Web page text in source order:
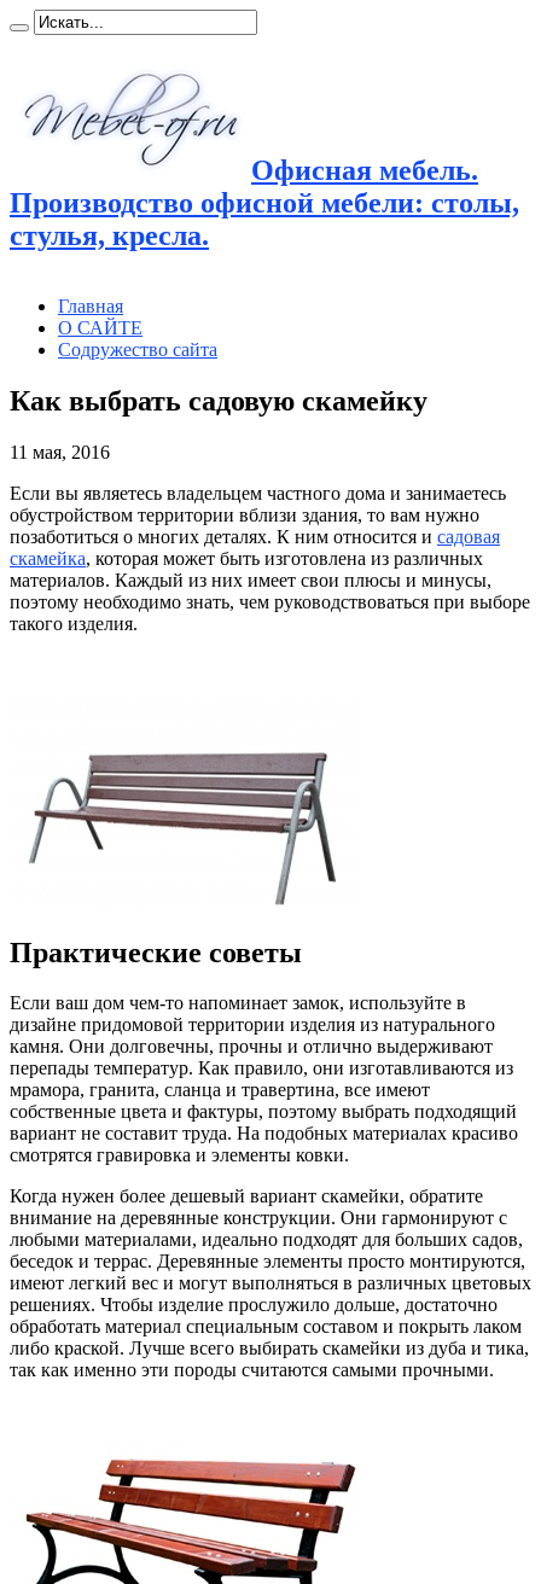
Офисная мебель.
Производство офисной мебели: столы,
стулья, кресла.
Главная
О САЙТЕ
Содружество сайта
Как выбрать садовую скамейку
11 мая, 2016
Если вы являетесь владельцем частного дома и занимаетесь
обустройством территории вблизи здания, то вам нужно
позаботиться о многих деталях. К ним относится и садовая
скамейка, которая может быть изготовлена из различных
материалов. Каждый из них имеет свои плюсы и минусы,
поэтому необходимо знать, чем руководствоваться при выборе
такого изделия.
Практические советы
Если ваш дом чем-то напоминает замок, используйте в
дизайне придомовой территории изделия из натурального
камня. Они долговечны, прочны и отлично выдерживают
перепады температур. Как правило, они изготавливаются из
мрамора, гранита, сланца и травертина, все имеют
собственные цвета и фактуры, поэтому выбрать подходящий
вариант не составит труда. На подобных материалах красиво
смотрятся гравировка и элементы ковки.
Когда нужен более дешевый вариант скамейки, обратите
внимание на деревянные конструкции. Они гармонируют с
любыми материалами, идеально подходят для больших садов,
беседок и террас. Деревянные элементы просто монтируются,
имеют легкий вес и могут выполняться в различных цветовых
решениях. Чтобы изделие прослужило дольше, достаточно
обработать материал специальным составом и покрыть лаком
либо краской. Лучше всего выбирать скамейки из дуба и тика,
так как именно эти породы считаются самыми прочными.